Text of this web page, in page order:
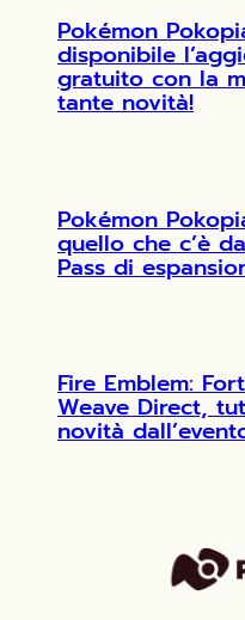
Pokémon
disponibile
gratuito con la
tante novità!
Pokémon
quello che c’è
Pass di
Fire Emblem:
Weave Direct,
novità